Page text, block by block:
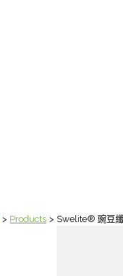
Products Swelite® 豌豆